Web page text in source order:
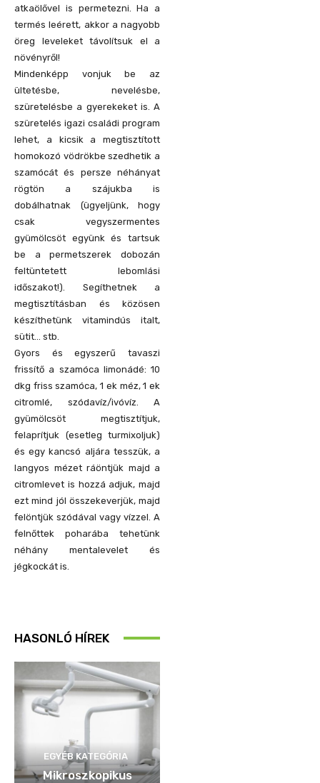
atkaölővel is permetezni. Ha a
termés leérett, akkor a nagyobb
öreg leveleket távolítsuk el a
növényről!
Mindenképp vonjuk be az
ültetésbe, nevelésbe,
szüretelésbe a gyerekeket is. A
szüretelés igazi családi program
lehet, a kicsik a megtisztított
homokozó vödrökbe szedhetik a
szamócát és persze néhányat
rögtön a szájukba is
dobálhatnak (ügyeljünk, hogy
csak vegyszermentes
gyümölcsöt együnk és tartsuk
be a permetszerek dobozán
feltüntetett lebomlási
időszakot!). Segíthetnek a
megtisztításban és közösen
készíthetünk vitamindús italt,
sütit… stb.
Gyors és egyszerű tavaszi
frissítő a szamóca limonádé: 10
dkg friss szamóca, 1 ek méz, 1 ek
citromlé, szódavíz/ivóvíz. A
gyümölcsöt megtisztítjuk,
felaprítjuk (esetleg turmixoljuk)
és egy kancsó aljára tesszük, a
langyos mézet ráöntjük majd a
citromlevet is hozzá adjuk, majd
ezt mind jól összekeverjük, majd
felöntjük szódával vagy vízzel. A
felnőttek poharába tehetünk
néhány mentalevelet és
jégkockát is.
HASONLÓ HÍREK
EGYÉB KATEGÓRIA
Mikroszkopikus